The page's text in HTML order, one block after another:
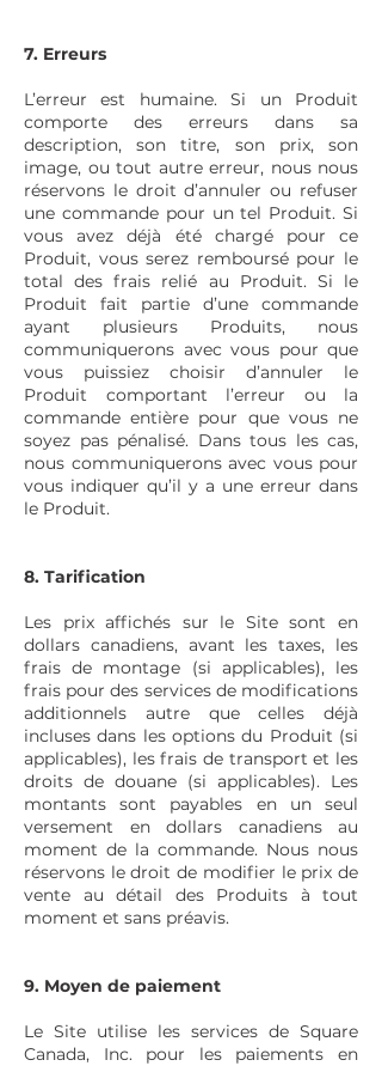
7. Erreurs
L’erreur est humaine. Si un Produit
comporte des erreurs dans sa
description, son titre, son prix, son
image, ou tout autre erreur, nous nous
réservons le droit d’annuler ou refuser
une commande pour un tel Produit. Si
vous avez déjà été chargé pour ce
Produit, vous serez remboursé pour le
total des frais relié au Produit. Si le
Produit fait partie d’une commande
ayant plusieurs Produits, nous
communiquerons avec vous pour que
vous puissiez choisir d’annuler le
Produit comportant l’erreur ou la
commande entière pour que vous ne
soyez pas pénalisé. Dans tous les cas,
nous communiquerons avec vous pour
vous indiquer qu’il y a une erreur dans
le Produit.
8. Tarification
Les prix affichés sur le Site sont en
dollars canadiens, avant les taxes, les
frais de montage (si applicables), les
frais pour des services de modifications
additionnels autre que celles déjà
incluses dans les options du Produit (si
applicables), les frais de transport et les
droits de douane (si applicables). Les
montants sont payables en un seul
versement en dollars canadiens au
moment de la commande. Nous nous
réservons le droit de modifier le prix de
vente au détail des Produits à tout
moment et sans préavis.
9. Moyen de paiement
Le Site utilise les services de Square
Canada, Inc. pour les paiements en